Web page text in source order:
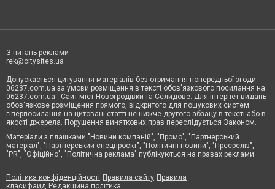
З питань реклами
rek@citysites.ua
Допускається цитування матеріалів без отримання попередньої згоди
06237.com.ua за умови розміщення в тексті обов'язкового посилання на
06237.com.ua - Сайт міст Новогродівки та Селидове. Для інтернет-видань
обов'язкове розміщення прямого, відкритого для пошукових систем
гіперпосилання на цитовані статті не нижче другого абзацу в тексті або в
якості джерела. Порушення виняткових прав переслідується Законом.
Матеріали з плашками "Новини компаній", "Промо", "Партнерський
матеріал", "Партнерський спецпроєкт", "Політичні новини", "Пресреліз",
"PR", "Офіційно", "Політична реклама" публікуються на правах реклами.
Політика конфіденційності Правила сайту Правила
класифайд Редакційна політика